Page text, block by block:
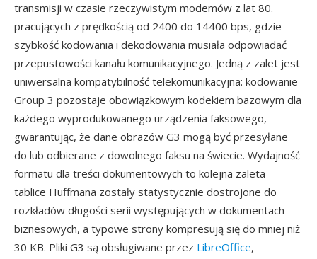
transmisji w czasie rzeczywistym modemów z lat 80.
pracujących z prędkością od 2400 do 14400 bps, gdzie
szybkość kodowania i dekodowania musiała odpowiadać
przepustowości kanału komunikacyjnego. Jedną z zalet jest
uniwersalna kompatybilność telekomunikacyjna: kodowanie
Group 3 pozostaje obowiązkowym kodekiem bazowym dla
każdego wyprodukowanego urządzenia faksowego,
gwarantując, że dane obrazów G3 mogą być przesyłane
do lub odbierane z dowolnego faksu na świecie. Wydajność
formatu dla treści dokumentowych to kolejna zaleta —
tablice Huffmana zostały statystycznie dostrojone do
rozkładów długości serii występujących w dokumentach
biznesowych, a typowe strony kompresują się do mniej niż
30 KB. Pliki G3 są obsługiwane przez LibreOffice,